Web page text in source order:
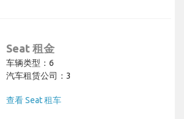
Seat 租金
车辆类型：6
汽车租赁公司：3
查看 Seat 租车